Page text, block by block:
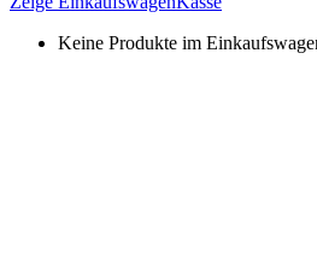
Keine Produkte im